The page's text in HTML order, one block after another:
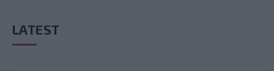
LATEST